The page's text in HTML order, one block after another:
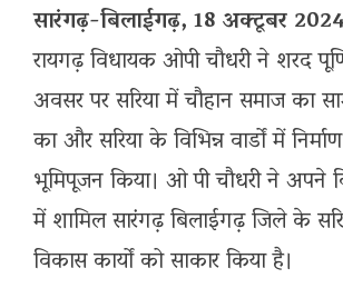
सारंगढ़-बिलाईगढ़, 18 अक्टूबर
रायगढ़ विधायक ओपी चौधरी ने शरद
अवसर पर सरिया में चौहान समाज का
का और सरिया के विभिन्न वार्डों में
भूमिपूजन किया। ओ पी चौधरी ने अपने
में शामिल सारंगढ़ बिलाईगढ़ जिले के
विकास कार्यों को साकार किया है।